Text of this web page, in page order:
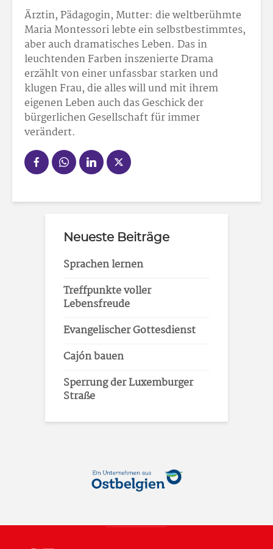
Ärztin, Pädagogin, Mutter: die weltberühmte
Maria Montessori lebte ein selbstbestimmtes,
aber auch dramatisches Leben. Das in
leuchtenden Farben inszenierte Drama
erzählt von einer unfassbar starken und
klugen Frau, die alles will und mit ihrem
eigenen Leben auch das Geschick der
bürgerlichen Gesellschaft für immer
verändert.
Neueste Beiträge
Sprachen lernen
Treffpunkte voller
Lebensfreude
Evangelischer Gottesdienst
Cajón bauen
Sperrung der Luxemburger
Straße